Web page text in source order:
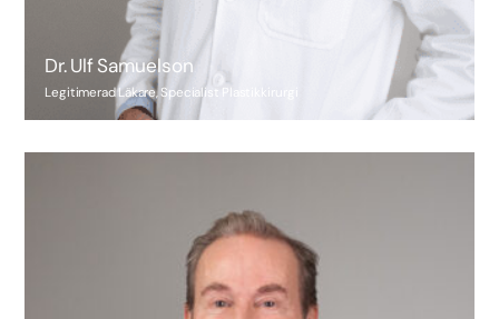
Dr. Ulf Samuelson
Legitimerad Läkare, Specialist Plastikkirurgi